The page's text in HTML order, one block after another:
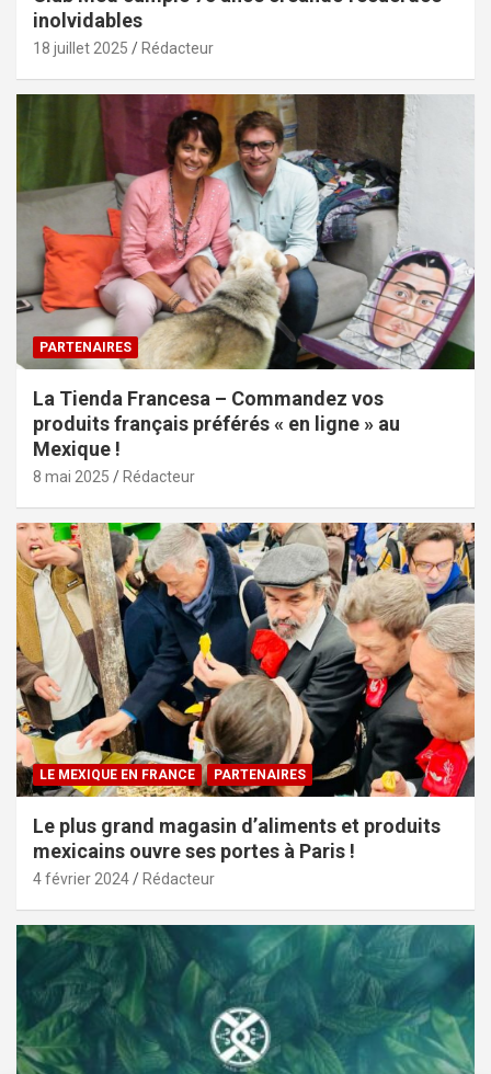
inolvidables
18 juillet 2025 Rédacteur
PARTENAIRES
La Tienda Francesa – Commandez vos
produits français préférés « en ligne » au
Mexique !
8 mai 2025 Rédacteur
LE MEXIQUE EN FRANCE PARTENAIRES
Le plus grand magasin d’aliments et produits
mexicains ouvre ses portes à Paris !
4 février 2024 Rédacteur